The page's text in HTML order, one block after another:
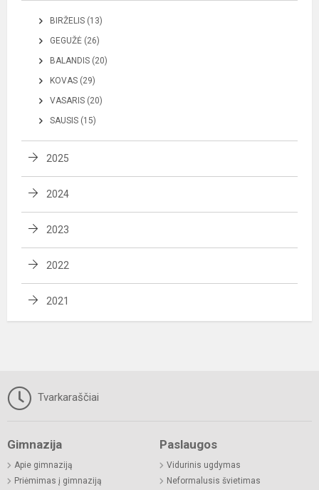
BIRŽELIS (13)
GEGUŽĖ (26)
BALANDIS (20)
KOVAS (29)
VASARIS (20)
SAUSIS (15)
2025
2024
2023
2022
2021
Tvarkaraščiai
Gimnazija
Apie gimnaziją
Priėmimas į gimnaziją
Paslaugos
Vidurinis ugdymas
Neformalusis švietimas